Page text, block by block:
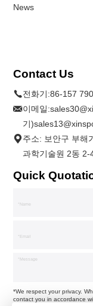
News
Contact Us
전화기:86-157
이메일:
기
주소: 보안구 부해
과학기술원 2동 2-
Quick
*We respect your privacy.
contact you in accordance